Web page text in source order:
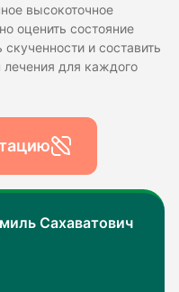
высокоточное
оценить состояние
и составить
для каждого
Сахаватович